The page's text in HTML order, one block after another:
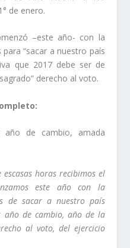
de enero.
–este año- con la
“sacar a nuestro país
que 2017 debe ser de
derecho al voto.
año de cambio, amada
horas recibimos el
este año con la
de sacar a nuestro país
año de cambio, año de la
al voto, del ejercicio